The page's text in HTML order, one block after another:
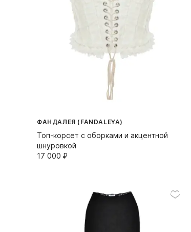
ФАНДАЛЕЯ (FANDALEYA)
Топ-корсет с оборками и акцентной
шнуровкой
17 000⁠ ⁠₽